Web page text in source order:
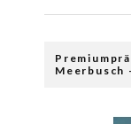
Meerbusch